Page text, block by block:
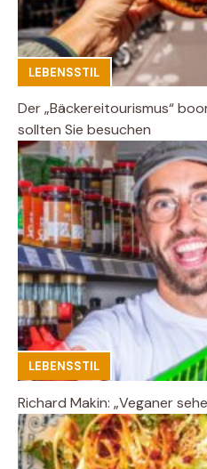
LEBENSSTIL
Der „Bäckereitourismus“
sollten Sie besuchen
LEBENSSTIL
Richard Makin: „Veganer